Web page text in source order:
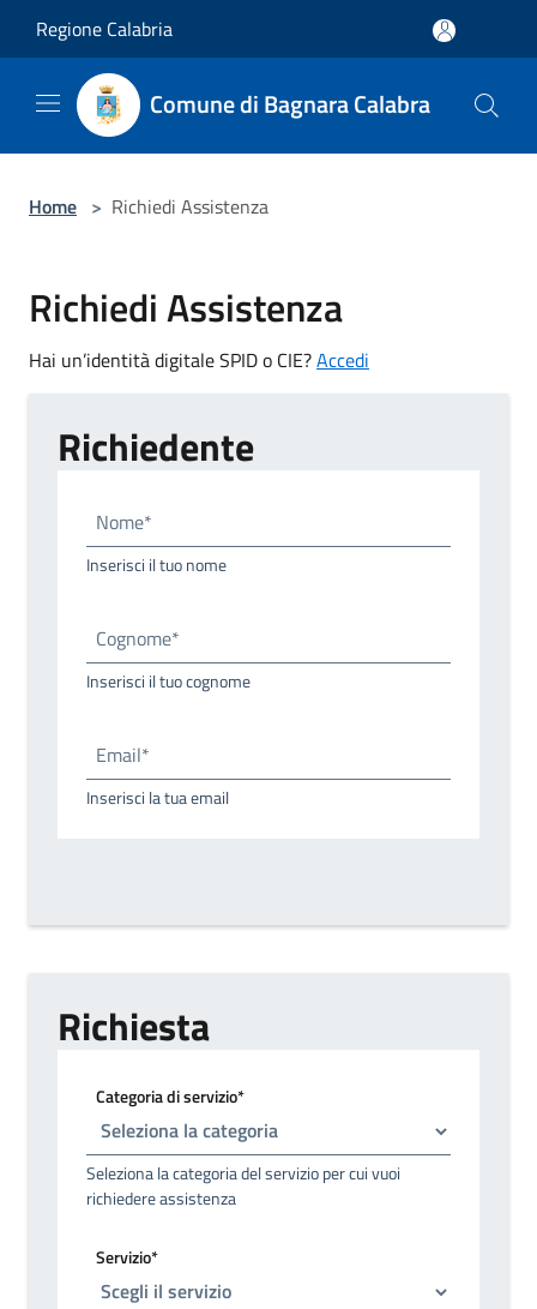
Regione Calabria
Comune di Bagnara Calabra
Home > Richiedi Assistenza
Richiedi Assistenza
Hai un’identità digitale SPID o CIE?Accedi
Richiedente
Nome*
Inserisci il tuo nome
Cognome*
Inserisci il tuo cognome
Email*
Inserisci la tua email
Richiesta
Categoria di servizio*
Seleziona la categoria del servizio per cui vuoi
richiedere assistenza
Servizio*